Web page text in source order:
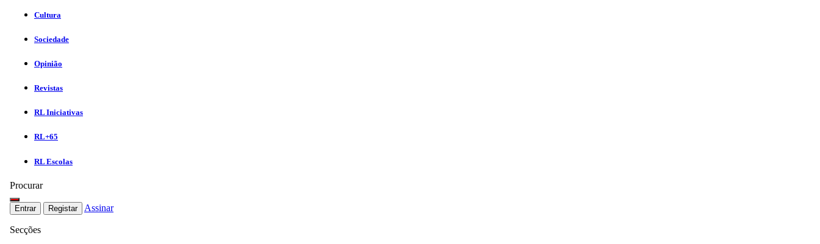
Cultura
Sociedade
Opinião
Revistas
RL Iniciativas
RL+65
RL Escolas
Procurar
Entrar Registar Assinar
Secções